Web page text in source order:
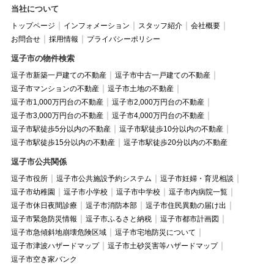
当社について
トップページ インフォメーション スタッフ紹介
会社概要
お問合せ
採用情報 プライバシーポリシー
逗子市の物件検索
逗子市新築一戸建ての不動産
逗子市中古一戸建ての不動産
逗子市マンションの不動産
逗子市土地の不動産
逗子市1,000万円台の不動産
逗子市2,000万円台の不動産
逗子市3,000万円台の不動産
逗子市4,000万円台の不動産
逗子市駅徒歩5分以内の不動産
逗子市駅徒歩10分以内の不動産
逗子市駅徒歩15分以内の不動産
逗子市駅徒歩20分以内の不動産
逗子市公共関係
逗子市役所 逗子市公共施設予約システム
逗子市妊婦・育児相談
逗子市幼稚園
逗子市小学校 逗子市中学校
逗子市内病院一覧
逗子市休日夜間診療
逗子市消防本部
逗子市住民異動の届け出
逗子市緊急防災情報
逗子市ふるさと納税
逗子市都市計画図
逗子市急傾斜地崩壊危険区域
逗子市宅地防災について
逗子市津波ハザードマップ
逗子市土砂災害等ハザードマップ
逗子市空き家バンク